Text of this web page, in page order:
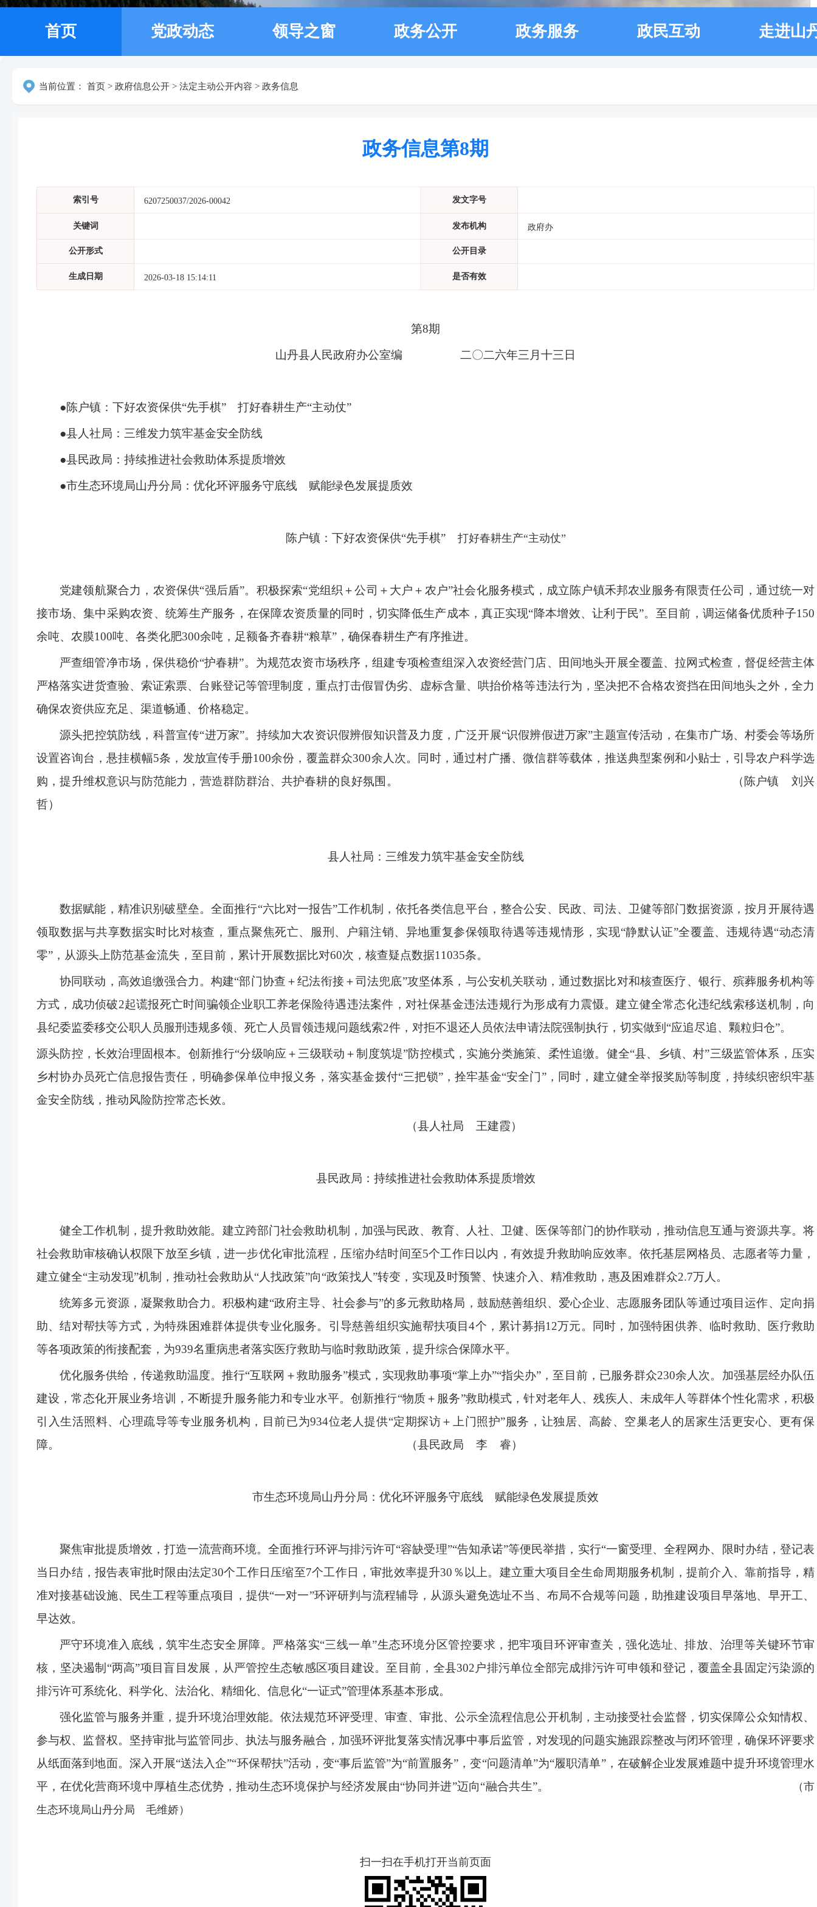
首页 党政动态 领导之窗 政务公开 政务服务 政民互动 走进山
当前位置： 首页 > 政府信息公开 > 法定主动公开内容 > 政务信息
政务信息第8期
索引号 6207250037/2026-00042 发文字号
关键词 发布机构 政府办
公开形式 公开目录
生成日期 2026-03-18 15:14:11 是否有效
第8期
山丹县人民政府办公室编 二〇二六年三 月 十三 日
●陈户镇：下好农资保供“先手棋” 打好春耕生产“主动仗”
●县人社局：三维发力筑牢基金安全防线
●县民政局：持续推进社会救助体系提质增效
●市生态环境局山丹分局：优化环评服务守底线 赋能绿色发展提质效
陈户镇：下好农资保供“先手棋” 打好春耕生产“主动仗”
党建领航聚合力，农资保供“强后盾”。 积极探索“党组织 ＋公司 ＋ 大户 ＋ 农户”社会化服务模式，成立陈户镇禾邦农业服务有限责任公司，通过统一对
接市场、集中采购农资、统筹生产服务，在保障农资质量的同时，切实降低生产成本，真正实现“降本增效、让利于民”。至目前，调运储备优质种子150
余吨、农膜100吨、各类化肥300余吨，足额备齐春耕“粮草” ，确保春耕生产有序推进。
严查细管净市场，保供稳价“护春耕”。 为规范农资市场秩序，组建专项检查组深入农资经营门店、田间地头开展全覆盖、拉网式检查，督促经营主体
严格落实进货查验、索证索票、台账登记等管理制度，重点打击假冒伪劣、虚标含量、哄抬价格等违法行为，坚决把不合格农资挡在田间地头之外，全力
确保农资供应充足、渠道畅通、价格稳定。
源头把控筑防线，科普宣传“进万家”。 持续加大农资识假辨假知识普及力度，广泛开展“识假辨假进万家”主题宣传活动，在集市广场、村委会等场所
设置咨询台，悬挂横幅5条，发放宣传手册100余份，覆盖群众300余人次。同时，通过村广播、微信群等载体，推送典型案例和小贴士，引导农户科学选
购，提升维权意识与防范能力，营造群防群治、共护春耕的良好氛围。
（陈户镇 刘兴
哲）
县人社局：三维发力筑牢基金安全防线
数据赋能，精准识别破壁垒。 全面推行“六比对一报告”工作机制，依托各类信息平台，整合公安、民政、司法、卫健等部门数据资源，按月开展待遇
领取数据与共享数据实时比对核查，重点聚焦死亡、服刑、户籍注销、异地重复参保领取待遇等违规情形，实现“静默认证”全覆盖、违规待遇“动态清
零” ，从源头上防范基金流失，至目前，累计开展数据比对60次，核查疑点数据11035条。
协同联动，高效追缴强合力。 构建“部门协查 ＋纪法衔接＋司法兜底”攻坚体系，与公安机关联动，通过数据比对和核查医疗、银行、殡葬服务机构等
方式，成功侦破2起谎报死亡时间骗领企业职工养老保险待遇违法案件，对社保基金违法违规行为形成有力震慑。建立健全常态化违纪线索移送机制，向
县纪委监委移交公职人员服刑违规多领、死亡人员冒领违规问题线索2件，对拒不退还人员依法申请法院强制执行，切实做到 “应追尽追、颗粒归仓”。
源头防控，长效治理固根本。 创新推行“分级响应 ＋ 三级联动 ＋制度筑堤”防控模式，实施分类施策、柔性追缴。健全“县、乡镇、村”三级监管体系，压实
乡村协办员死亡信息报告责任，明确参保单位申报义务，落实基金拨付“三把锁”，拴牢基金“安全门”，同时，建立健全举报奖励等制度，持续织密织牢基
金安全防线，推动风险防控常态长效。
（县人社局 王建霞）
县民政局：持续推进社会救助体系提质增效
健全工作机制，提升救助效能。 建立跨部门社会救助机制，加强与民政、教育、人社、卫健、医保等部门的协作联动，推动信息互通与资源共享。将
社会救助审核确认权限下放至乡镇，进一步优化审批流程，压缩办结时间至5个工作日以内，有效提升救助响应效率。依托基层网格员、志愿者等力量，
建立健全“主动发现”机制，推动社会救助从“人找政策”向“政策找人”转变，实现及时预警、快速介入、精准救助，惠及困难群众2.7万人。
统筹多元资源，凝聚救助合力。积极构建“政府主导、社会参与”的多元救助格局，鼓励慈善组织、爱心企业、志愿服务团队等通过项目运作、定向捐
助、结对帮扶等方式，为特殊困难群体提供专业化服务。引导慈善组织实施帮扶项目4个，累计募捐12万元。同时，加强特困供养、临时救助、医疗救助
等各项政策的衔接配套，为939名重病患者落实医疗救助与临时救助政策，提升综合保障水平。
优化服务供给，传递救助温度。推行“互联网 ＋救助服务”模式，实现救助事项“掌上办”“指尖办” ，至目前，已服务群众230余人次。加强基层经办队伍
建设，常态化开展业务培训，不断提升服务能力和专业水平。创新推行“物质＋ 服务”救助模式，针对老年人、残疾人、未成年人等群体个性化需求，积极
引入生活照料、心理疏导等专业服务机构，目前已为934位老人提供“定期探访＋ 上门照护”服务，让独居、高龄、空巢老人的居家生活更安心、更有保
障。
（县民政局 李 睿）
市生态环境局山丹分局：优化环评服务守底线 赋能绿色发展提质效
聚焦审批提质增效，打造一流营商环境。全面推行环评与排污许可“容缺受理”“告知承诺”等便民举措，实行“一窗受理、全程网办、限时办结， 登记表
当日办结，报告表审批时限由法定30个工作日压缩至7个工作日，审批效率提升30％ 以上。建立重大项目全生命周期服务机制，提前介入、靠前指导，精
准对接基础设施、民生工程等重点项目，提供“一对一”环评研判与流程辅导，从源头避免选址不当、布局不合规等问题，助推建设项目早落地、早开工、
早达效。
严守环境准入底线，筑牢生态安全屏障。 严格落实“三线一单”生态环境分区管控要求，把牢项目环评审查关，强化选址、排放、治理等关键环节审
核，坚决遏制 “两高”项目盲目发展，从严管控生态敏感区项目建设。至目前，全县302 户排污单位全部完成排污许可申领和登记，覆盖全县固定污染源的
排污许可系统化、科学化、法治化、精细化、信息化“一证式”管理体系基本形成。
强化监管与服务并重，提升环境治理效能。依法规范环评受理、审查、审批、公示全流程信息公开机制，主动接受社会监督，切实保障公众知情权、
参与权、监督权。坚持审批与监管同步、执法与服务融合，加强环评批复落实情况事中事后监管，对发现的问题实施跟踪整改与闭环管理，确保环评要求
从纸面落到地面。深入开展“送法入企”“环保帮扶”活动，变“事后监管”为“前置服务” ，变“问题清单”为“履职清单”，在破解企业发展难题中提升环境管理水
平，在优化营商环境中厚植生态优势，推动生态环境保护与经济发展由“协同并进”迈向“融合共生”。
（市
生态环境局山丹分局 毛维娇）
扫一扫在手机打开当前页面